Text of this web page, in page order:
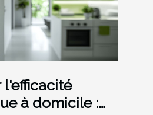
à domicile :